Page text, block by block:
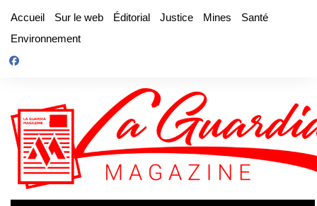
contenu
Accueil Sur le web Éditorial Justice Mines
Santé
Environnement